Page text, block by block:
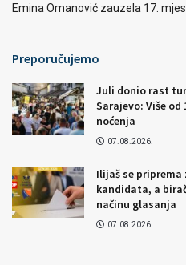
Emina Omanović zauzela 17.
Preporučujemo
Juli donio rast
Sarajevo: Više
noćenja
07.08.2026.
Ilijaš se priprema
kandidata, a
načinu glasanja
07.08.2026.